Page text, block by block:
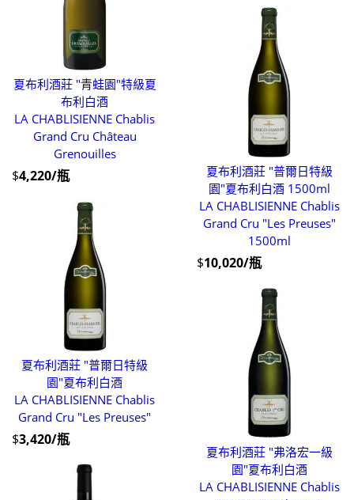
夏布利酒莊 "青蛙園"特級夏
布利白酒
LA CHABLISIENNE Chablis
Grand Cru Château
Grenouilles
$4,220/瓶
夏布利酒莊 "普爾日特級
園"夏布利白酒 1500ml
LA CHABLISIENNE Chablis
Grand Cru "Les Preuses"
1500ml
$10,020/瓶
夏布利酒莊 "普爾日特級
園"夏布利白酒
LA CHABLISIENNE Chablis
Grand Cru "Les Preuses"
$3,420/瓶
夏布利酒莊 "弗洛宏一級
園"夏布利白酒
LA CHABLISIENNE Chablis